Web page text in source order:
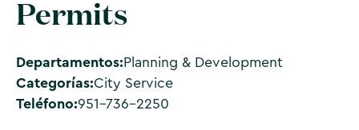
Permits
Departamentos: Planning & Development
Categorías:City Service
Teléfono:951-736-2250